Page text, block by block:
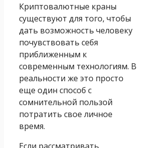
Криптовалютные краны
существуют для того, чтобы
дать возможность человеку
почувствовать себя
приближенным к
современным технологиям. В
реальности же это просто
еще один способ с
сомнительной пользой
потратить свое личное
время.